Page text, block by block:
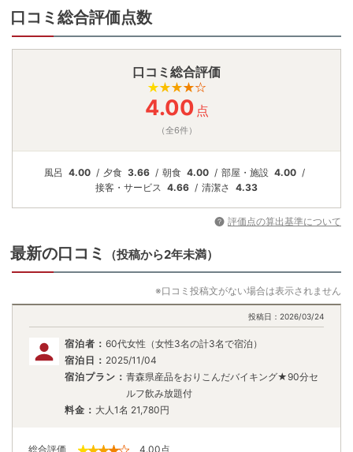
口コミ総合評価点数
口コミ総合評価
4.00 点
（全6件）
風呂 4.00 夕食 3.66 朝食 4.00 部屋・施設 4.00
接客・ サービス 4.66 清潔さ 4.33
評価点の算出基準について
最新の口コミ （投稿から2年未満）
※口コミ投稿文がない場合は表示されません
投稿日： 2026/03/24
宿泊者： 60代女性（女性3名の計3名で宿泊）
宿泊日： 2025/11/04
宿泊プラン： 青森県産品をおりこんだバイキング★90分セ
ルフ飲み放題付
料金： 大人1名 21,780円
総合評価 4.00点